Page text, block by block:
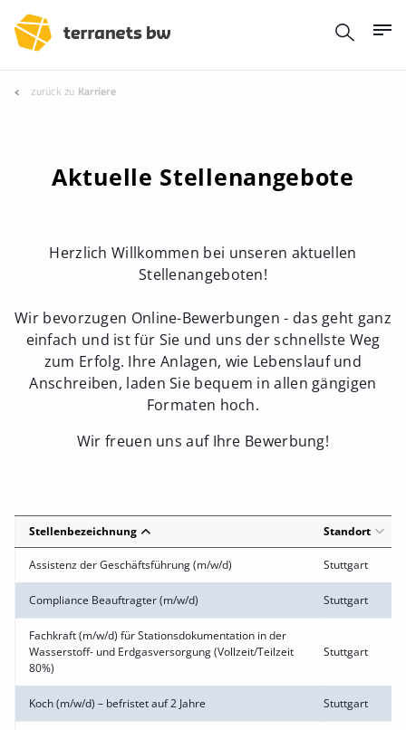
zurück zu Karriere
Aktuelle Stellenangebote
Herzlich Willkommen bei unseren aktuellen
Stellenangeboten!
Wir bevorzugen Online-Bewerbungen - das geht ganz
einfach und ist für Sie und uns der schnellste Weg
zum Erfolg. Ihre Anlagen, wie Lebenslauf und
Anschreiben, laden Sie bequem in allen gängigen
Formaten hoch.
Wir freuen uns auf Ihre Bewerbung!
Stellenbezeichnung Standort
Assistenz der Geschäftsführung (m/w/d) Stuttgart
Compliance Beauftragter (m/w/d) Stuttgart
Fachkraft (m/w/d) für Stationsdokumentation in der
Wasserstoff- und Erdgasversorgung (Vollzeit/Teilzeit
80%)
Stuttgart
Koch (m/w/d) – befristet auf 2 Jahre Stuttgart